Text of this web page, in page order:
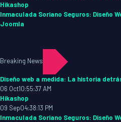
Hikashop
Inmaculada Soriano Seguros: Diseño
Joomla
Breaking News
Diseño web a medida: La historia
06 Oct10:55:37 AM
Hikashop
09 Sep04:38:13 PM
Inmaculada Soriano Seguros: Diseño